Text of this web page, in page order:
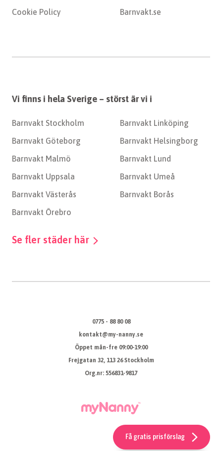
Få gratis prisförslag
Cookie Policy
Barnvakt.se
Vi finns i hela Sverige – störst är vi i
Barnvakt Stockholm
Barnvakt Göteborg
Barnvakt Malmö
Barnvakt Uppsala
Barnvakt Västerås
Barnvakt Örebro
Barnvakt Linköping
Barnvakt Helsingborg
Barnvakt Lund
Barnvakt Umeå
Barnvakt Borås
Se fler städer här
kontakt@my-nanny.se
0775 - 88 80 08
Öppet mån-fre 09:00-19:00
Frejgatan 32, 113 26 Stockholm
Org.nr: 556831-9817